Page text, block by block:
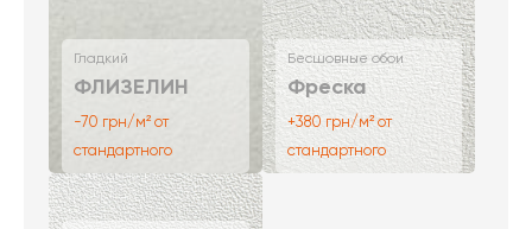
Гладкий
ФЛИЗЕЛИН
-70 грн/м² от
стандартного
Бесшовные обои
Фреска
+380 грн/м² от
стандартного